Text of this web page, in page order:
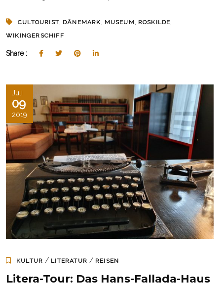
CULTOURIST DÄNEMARK MUSEUM ROSKILDE
WIKINGERSCHIFF
Share :
Juli
09
2019
KULTUR / LITERATUR / REISEN
Litera-Tour: Das Hans-Fallada-Haus